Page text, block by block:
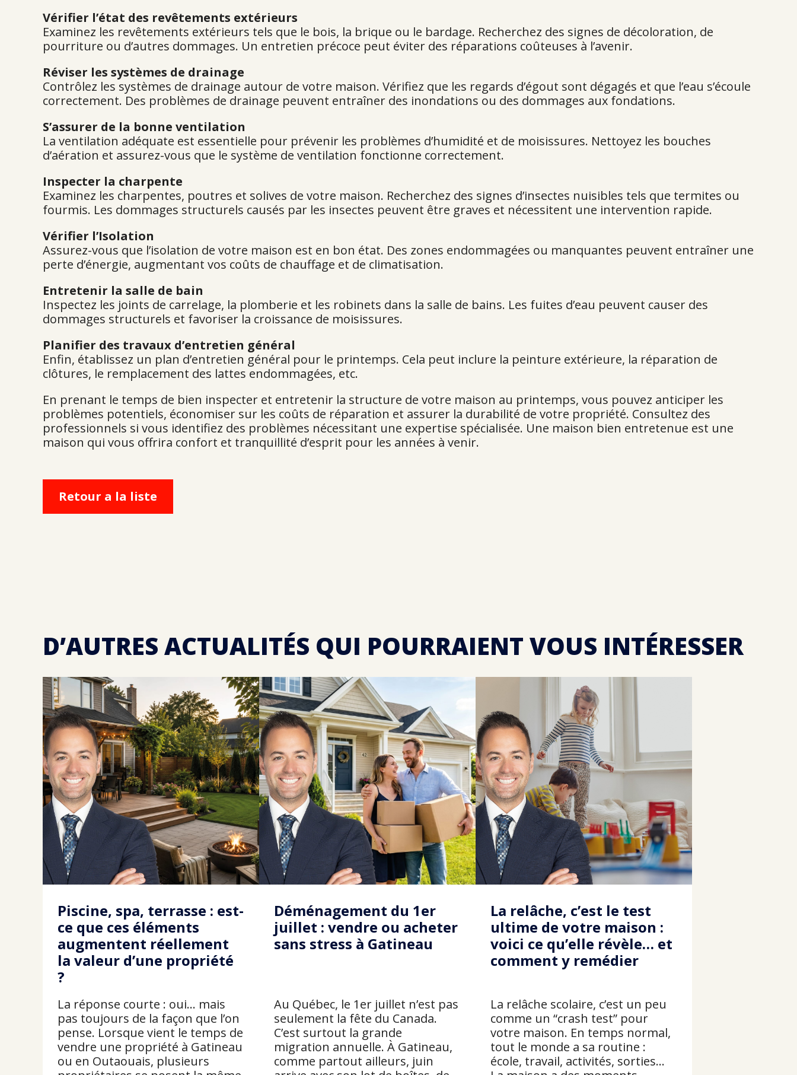
Vérifier l’état des revêtements extérieurs
Examinez les revêtements extérieurs tels que le bois, la brique ou le bardage. Recherchez des signes de décoloration, de
pourriture ou d’autres dommages. Un entretien précoce peut éviter des réparations coûteuses à l’avenir.
Réviser les systèmes de drainage
Contrôlez les systèmes de drainage autour de votre maison. Vérifiez que les regards d’égout sont dégagés et que l’eau s’écoule
correctement. Des problèmes de drainage peuvent entraîner des inondations ou des dommages aux fondations.
S’assurer de la bonne ventilation
La ventilation adéquate est essentielle pour prévenir les problèmes d’humidité et de moisissures. Nettoyez les bouches
d’aération et assurez-vous que le système de ventilation fonctionne correctement.
Inspecter la charpente
Examinez les charpentes, poutres et solives de votre maison. Recherchez des signes d’insectes nuisibles tels que termites ou
fourmis. Les dommages structurels causés par les insectes peuvent être graves et nécessitent une intervention rapide.
Vérifier l’Isolation
Assurez-vous que l’isolation de votre maison est en bon état. Des zones endommagées ou manquantes peuvent entraîner une
perte d’énergie, augmentant vos coûts de chauffage et de climatisation.
Entretenir la salle de bain
Inspectez les joints de carrelage, la plomberie et les robinets dans la salle de bains. Les fuites d’eau peuvent causer des
dommages structurels et favoriser la croissance de moisissures.
Planifier des travaux d’entretien général
Enfin, établissez un plan d’entretien général pour le printemps. Cela peut inclure la peinture extérieure, la réparation de
clôtures, le remplacement des lattes endommagées, etc.
En prenant le temps de bien inspecter et entretenir la structure de votre maison au printemps, vous pouvez anticiper les
problèmes potentiels, économiser sur les coûts de réparation et assurer la durabilité de votre propriété. Consultez des
professionnels si vous identifiez des problèmes nécessitant une expertise spécialisée. Une maison bien entretenue est une
maison qui vous offrira confort et tranquillité d’esprit pour les années à venir.
Retour a la liste
D’AUTRES ACTUALITÉS QUI POURRAIENT VOUS INTÉRESSER
Piscine, spa, terrasse : est-
ce que ces éléments
augmentent réellement
la valeur d’une propriété
?
La réponse courte : oui… mais
pas toujours de la façon que l’on
pense. Lorsque vient le temps de
vendre une propriété à Gatineau
ou en Outaouais, plusieurs
Déménagement du 1er
juillet : vendre ou acheter
sans stress à Gatineau
Au Québec, le 1er juillet n’est pas
seulement la fête du Canada.
C’est surtout la grande
migration annuelle. À Gatineau,
comme partout ailleurs, juin
La relâche, c’est le test
ultime de votre maison :
voici ce qu’elle révèle… et
comment y remédier
La relâche scolaire, c’est un peu
comme un “crash test” pour
votre maison. En temps normal,
tout le monde a sa routine :
école, travail, activités, sorties…